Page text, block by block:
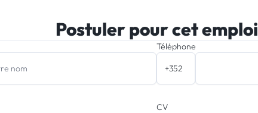
Postuler pour cet emploi
Téléphone
CV